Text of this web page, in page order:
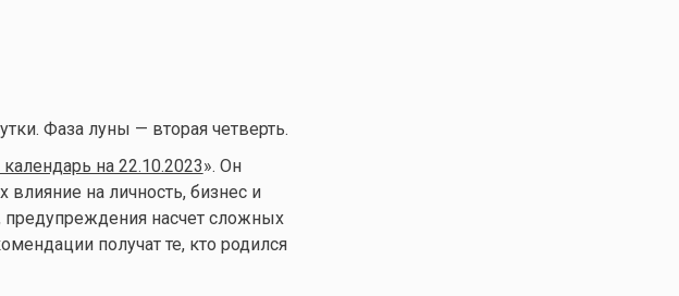
Фаза луны — вторая четверть.
на 22.10.2023». Он
влияние на личность, бизнес и
насчет сложных
получат те, кто родился